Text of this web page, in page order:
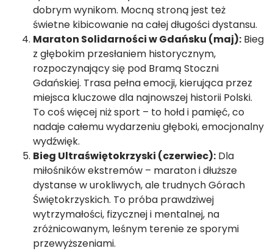
dobrym wynikom. Mocną stroną jest też
świetne kibicowanie na całej długości dystansu.
Maraton Solidarności w Gdańsku (maj): Bieg
z głębokim przesłaniem historycznym,
rozpoczynający się pod Bramą Stoczni
Gdańskiej. Trasa pełna emocji, kierująca przez
miejsca kluczowe dla najnowszej historii Polski.
To coś więcej niż sport – to hołd i pamięć, co
nadaje całemu wydarzeniu głęboki, emocjonalny
wydźwięk.
Bieg Ultraświętokrzyski (czerwiec): Dla
miłośników ekstremów – maraton i dłuższe
dystanse w urokliwych, ale trudnych Górach
Świętokrzyskich. To próba prawdziwej
wytrzymałości, fizycznej i mentalnej, na
zróżnicowanym, leśnym terenie ze sporymi
przewyższeniami.